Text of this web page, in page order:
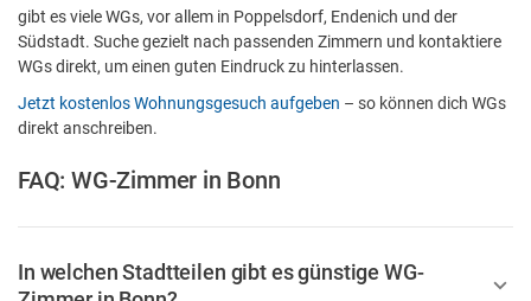
gibt es viele WGs, vor allem in Poppelsdorf, Endenich und der
Südstadt. Suche gezielt nach passenden Zimmern und kontaktiere
WGs direkt, um einen guten Eindruck zu hinterlassen.
Jetzt kostenlos Wohnungsgesuch aufgeben – so können dich WGs
direkt anschreiben.
FAQ: WG-Zimmer in Bonn
In welchen Stadtteilen gibt es günstige WG-